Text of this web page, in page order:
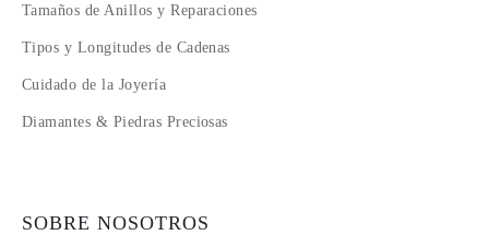
Tamaños de Anillos y Reparaciones
Tipos y Longitudes de Cadenas
Cuidado de la Joyería
Diamantes & Piedras Preciosas
SOBRE NOSOTROS